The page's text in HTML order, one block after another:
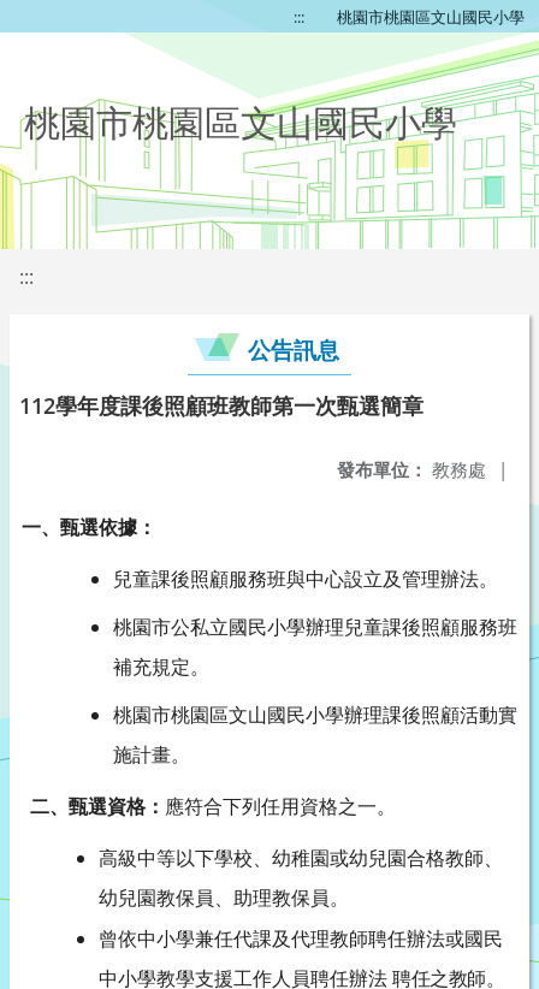
::: 桃園市桃園區文山國民小學
桃園市桃園區文山國民小學
:::
公告訊息
112學年度課後照顧班教師第一次甄選簡章
發布單位： 教務處 |
一、甄選依據：
兒童課後照顧服務班與中心設立及管理辦法。
桃園市公私立國民小學辦理兒童課後照顧服務班
補充規定。
桃園市桃園區文山國民小學辦理課後照顧活動實
施計畫。
二、甄選資格： 應符合下列任用資格之一。
高級中等以下學校、幼稚園或幼兒園合格教師、
幼兒園教保員、助理教保員。
曾依中小學兼任代課及代理教師聘任辦法或國民
中小學教學支援工作人員聘任辦法 聘任之教師。